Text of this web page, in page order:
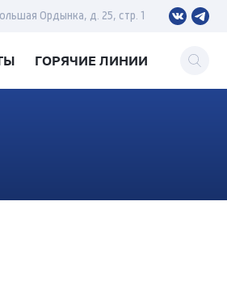
Ордынка, д. 25, стр. 1
ГОРЯЧИЕ ЛИНИИ